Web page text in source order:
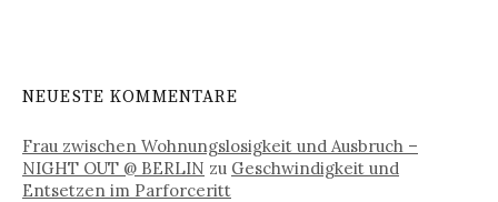
NEUESTE KOMMENTARE
Frau zwischen Wohnungslosigkeit und Ausbruch –
NIGHT OUT @ BERLIN zu Geschwindigkeit und
Entsetzen im Parforceritt